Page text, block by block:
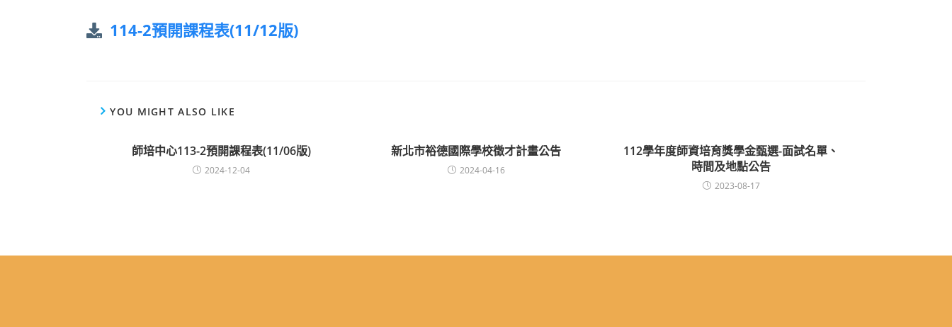
114-2預開課程表(11/12版)
YOU MIGHT ALSO LIKE
師培中心113-2預開課程表(11/06版)
2024-12-04
新北市裕德國際學校徵才計畫公告
2024-04-16
112學年度師資培育獎學金甄選-面試名單、
時間及地點公告
2023-08-17